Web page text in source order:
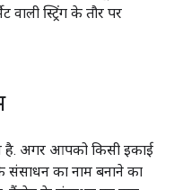
स्ट्रिंग के तौर पर
है. अगर आपको किसी इकाई
का नाम बनाने का